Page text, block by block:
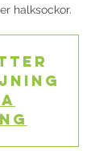
halksockor.